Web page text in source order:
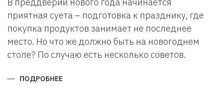
приятная суета – подготовка к празднику, где
покупка продуктов занимает не последнее
место. Но что же должно быть на новогоднем
столе? По случаю есть несколько советов.
ПОДРОБНЕЕ